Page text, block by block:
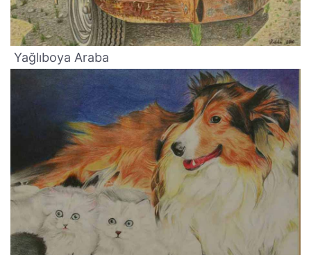
Yağlıboya Araba